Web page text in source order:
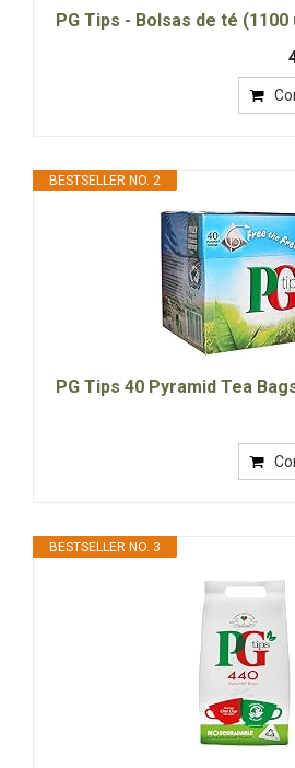
PG Tips - Bolsas de té (1100
BESTSELLER NO. 2
PG Tips 40 Pyramid Tea
BESTSELLER NO. 3